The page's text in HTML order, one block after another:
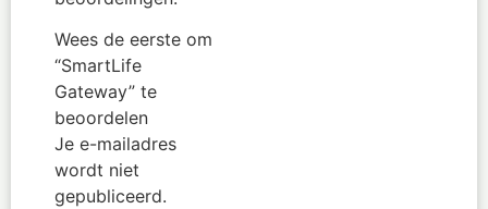
Wees de eerste om
“SmartLife
Gateway” te
beoordelen
Je e-mailadres
wordt niet
gepubliceerd.